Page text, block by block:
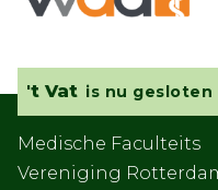
't Vat is nu gesloten
Medische Faculteits
Vereniging